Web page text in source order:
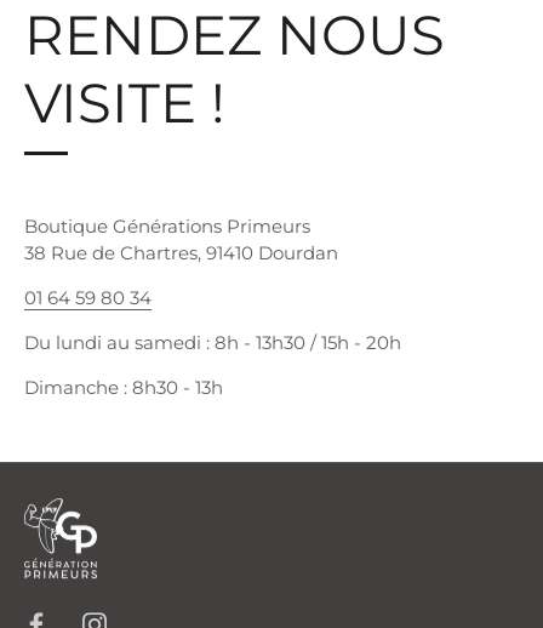
RENDEZ NOUS
VISITE !
Boutique Générations Primeurs
38 Rue de Chartres, 91410 Dourdan
01 64 59 80 34
Du lundi au samedi : 8h - 13h30 / 15h - 20h
Dimanche : 8h30 - 13h